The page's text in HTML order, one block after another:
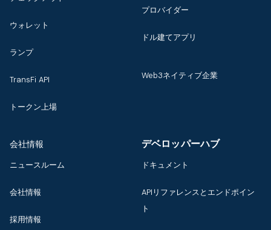
ウォレット
ランプ
TransFi API
トークン上場
プロバイダー
ドル建てアプリ
Web3ネイティブ企業
会社情報
ニュースルーム
会社情報
採用情報
デベロッパーハブ
ドキュメント
APIリファレンスとエンドポイン
ト